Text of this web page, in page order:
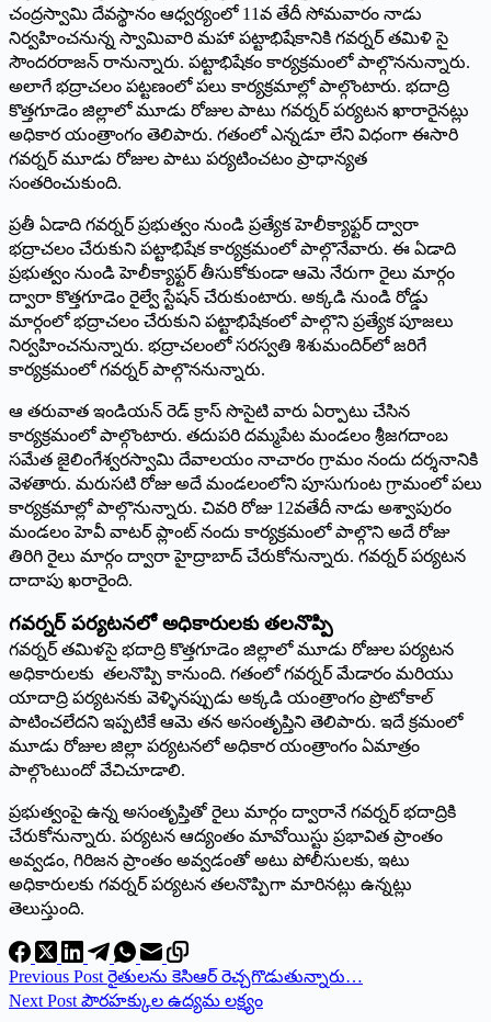
చంద్రస్వామి దేవస్థానం ఆధ్వర్యంలో 11వ తేదీ సోమవారం నాడు
నిర్వహించనున్న స్వామివారి మహా పట్టాభిషేకానికి గవర్నర్‌ ‌తమిళి సై
సౌందరరాజన్‌ ‌రానున్నారు. పట్టాభిషేకం కార్యక్రమంలో పాల్గొననున్నారు.
అలాగే భద్రాచలం పట్టణంలో పలు కార్యక్రమాల్లో పాల్గొంటారు. భదాద్రి
కొత్తగూడెం జిల్లాలో మూడు రోజుల పాటు గవర్నర్‌ ‌పర్యటన ఖారారైనట్లు
అధికార యంత్రాంగం తెలిపారు. గతంలో ఎన్నడూ లేని విధంగా ఈసారి
గవర్నర్‌ ‌మూడు రోజుల పాటు పర్యటించటం ప్రాధాన్యత
సంతరించుకుంది.
ప్రతీ ఏడాది గవర్నర్‌ ‌ప్రభుత్వం నుండి ప్రత్యేక హెలీక్యాఫ్టర్‌ ‌ద్వారా
భద్రాచలం చేరుకుని పట్టాభిషేక కార్యక్రమంలో పాల్గొనేవారు. ఈ ఏడాది
ప్రభుత్వం నుండి హెలీక్యాఫ్టర్‌ ‌తీసుకోకుండా ఆమె నేరుగా రైలు మార్గం
ద్వారా కొత్తగూడెం రైల్వే స్టేషన్‌ ‌చేరుకుంటారు. అక్కడి నుండి రోడ్డు
మార్గంలో భద్రాచలం చేరుకుని పట్టాభిషేకంలో పాల్గొని ప్రత్యేక పూజలు
నిర్వహించనున్నారు. భద్రాచలంలో సరస్వతి శిశుమందిర్‌లో జరిగే
కార్యక్రమంలో గవర్నర్‌ ‌పాల్గొననున్నారు.
ఆ తరువాత ఇండియన్‌ ‌రెడ్‌ ‌క్రాస్‌ ‌సొసైటి వారు ఏర్పాటు చేసిన
కార్యక్రమంలో పాల్గొంటారు. తదుపరి దమ్మపేట మండలం శ్రీజగదాంబ
సమేత జైలింగేశ్వరస్వామి దేవాలయం నాచారం గ్రామం నందు దర్శనానికి
వెళతారు. మరుసటి రోజు అదే మండలంలోని పూసుగుంట గ్రామంలో పలు
కార్యక్రమాల్లో పాల్గొనున్నారు. చివరి రోజు 12వతేదీ నాడు అశ్వాపురం
మండలం హెవీ వాటర్‌ ‌ప్లాంట్‌ ‌నందు కార్యక్రమంలో పాల్గొని అదే రోజు
తిరిగి రైలు మార్గం ద్వారా హైద్రాబాద్‌ ‌చేరుకోనున్నారు. గవర్నర్‌ ‌పర్యటన
దాదాపు ఖరారైంది.
గవర్నర్‌ ‌పర్యటనలో అధికారులకు తలనొప్పి
గవర్నర్‌ ‌తమిళసై భదాద్రి కొత్తగూడెం జిల్లాలో మూడు రోజుల పర్యటన
అధికారులకు తలనొప్పి కానుంది. గతంలో గవర్నర్‌ ‌మేడారం మరియు
యాదాద్రి పర్యటనకు వెళ్ళినప్పుడు అక్కడి యంత్రాంగం ప్రొటోకాల్‌
‌పాటించలేదని ఇప్పటికే ఆమె తన అసంతృప్తిని తెలిపారు. ఇదే క్రమంలో
మూడు రోజుల జిల్లా పర్యటనలో అధికార యంత్రాంగం ఏమాత్రం
పాల్గొంటుందో వేచిచూడాలి.
ప్రభుత్వంపై ఉన్న అసంతృప్తితో రైలు మార్గం ద్వారానే గవర్నర్‌ ‌భదాద్రికి
చేరుకోనున్నారు. పర్యటన ఆద్యంతం మావోయిస్టు ప్రభావిత ప్రాంతం
అవ్వడం, గిరిజన ప్రాంతం అవ్వడంతో అటు పోలీసులకు, ఇటు
అధికారులకు గవర్నర్‌ ‌పర్యటన తలనొప్పిగా మారినట్లు ఉన్నట్లు
తెలుస్తుంది.
Previous Post రైతులను కెసిఆర్‌ ‌రెచ్చగొడుతున్నారు…
Next Post పౌరహక్కుల ఉద్యమ లక్ష్యం